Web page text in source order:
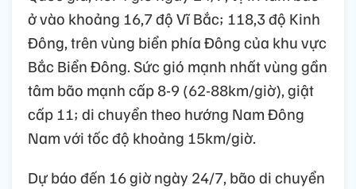
ở vào khoảng 16,7 độ Vĩ Bắc; 118,3 độ Kinh
Đông, trên vùng biển phía Đông của khu vực
Bắc Biển Đông. Sức gió mạnh nhất vùng gần
tâm bão mạnh cấp 8-9 (62-88km/giờ), giật
cấp 11; di chuyển theo hướng Nam Đông
Nam với tốc độ khoảng 15km/giờ.
Dự báo đến 16 giờ ngày 24/7, bão di chuyển